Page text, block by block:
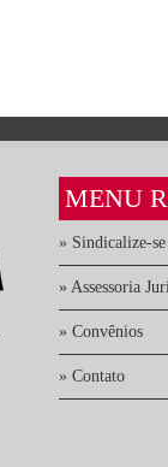
MENU
» Sindicalize-se
» Assessoria
» Convênios
» Contato